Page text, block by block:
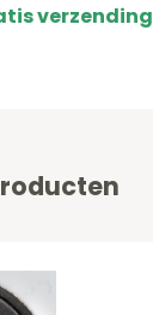
verzending